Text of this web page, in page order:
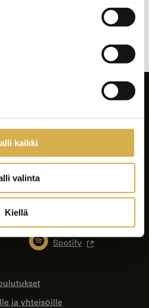
kaikki
valinta
Kiellä
Spotify
ja yhteisöille